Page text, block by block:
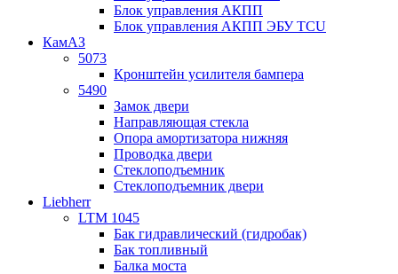
Блок управления АКПП
Блок управления АКПП ЭБУ TCU
КамАЗ
5073
Кронштейн усилителя бампера
5490
Замок двери
Направляющая стекла
Опора амортизатора нижняя
Проводка двери
Стеклоподъемник
Стеклоподъемник двери
Liebherr
LTM 1045
Бак гидравлический (гидробак)
Бак топливный
Балка моста